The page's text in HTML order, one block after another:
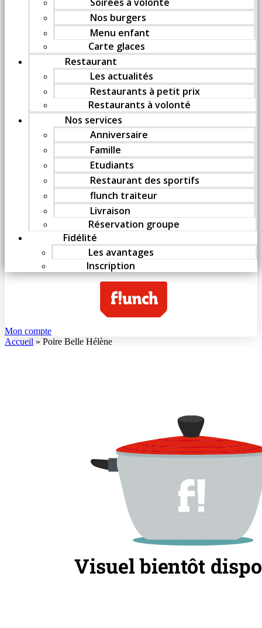
Nos burgers
Menu enfant
Carte glaces
Restaurant
Les actualités
Restaurants à petit prix
Restaurants à volonté
Nos services
Anniversaire
Famille
Etudiants
Restaurant des sportifs
flunch traiteur
Livraison
Réservation groupe
Fidélité
Les avantages
Inscription
Mon compte
Accueil » Poire Belle Hélène